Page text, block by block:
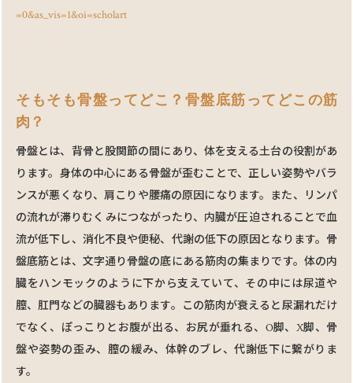
=0&as_vis=1&oi=scholart
そもそも⾻盤ってどこ？骨盤底筋ってどこの筋
⾁？
骨盤とは、背骨と股関節の間にあり、体を支える⼟台の役割があ
ります。⾝体の中⼼にある骨盤が歪むことで、正しい姿勢やバラ
ンスが悪くなり、肩こりや腰痛の原因になります。また、リンパ
の流れが滞りむくみにつながったり、内臓が圧迫されることで⾎
流が低下し、消化不良や便秘、代謝の低下の原因となります。骨
盤底筋とは、⽂字通り⾻盤の底にある筋⾁の集まりです。体の内
臓をハンモックのように下から⽀えていて、その中には尿道や
膣、肛⾨などの臓器もあります。この筋⾁が衰えると尿漏れだけ
でなく、ぽっこりとお腹が出る、お尻が垂れる、O脚、X脚、骨
盤や姿勢の歪み、膣の緩み、体幹のブレ、代謝低下に繋がりま
す。